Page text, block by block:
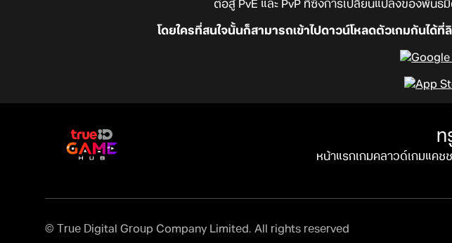
ต่อสู้ PvE และ PvP ที่ซึ่งการเปลี่ยนแปลงของพันธ
โดยใครที่สนใจนั้นก็สามารถเข้าไปดาวน์โหลดตัวเกมกันได้ที่
ท
หน้าแรกเกมคลาวด์เกมแคช
© True Digital Group Company Limited. All rights reserved